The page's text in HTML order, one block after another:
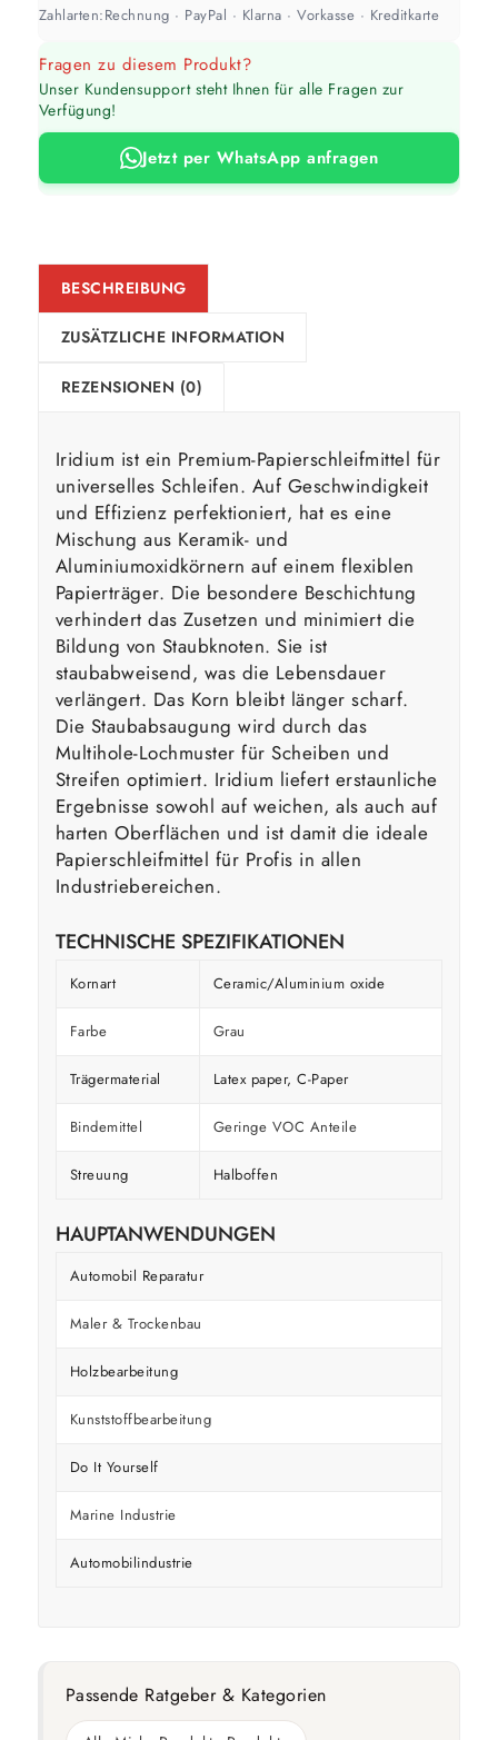
Zahlarten:Rechnung · PayPal · Klarna · Vorkasse · Kreditkarte
Fragen zu diesem Produkt?
Unser Kundensupport steht Ihnen für alle Fragen zur
Verfügung!
Jetzt per WhatsApp anfragen
BESCHREIBUNG
ZUSÄTZLICHE INFORMATION
REZENSIONEN (0)
Iridium ist ein Premium-Papierschleifmittel für
universelles Schleifen. Auf Geschwindigkeit
und Effizienz perfektioniert, hat es eine
Mischung aus Keramik- und
Aluminiumoxidkörnern auf einem flexiblen
Papierträger. Die besondere Beschichtung
verhindert das Zusetzen und minimiert die
Bildung von Staubknoten. Sie ist
staubabweisend, was die Lebensdauer
verlängert. Das Korn bleibt länger scharf.
Die Staubabsaugung wird durch das
Multihole-Lochmuster für Scheiben und
Streifen optimiert. Iridium liefert erstaunliche
Ergebnisse sowohl auf weichen, als auch auf
harten Oberflächen und ist damit die ideale
Papierschleifmittel für Profis in allen
Industriebereichen.
TECHNISCHE SPEZIFIKATIONEN
Kornart Ceramic/Aluminium oxide
Farbe Grau
Trägermaterial Latex paper, C-Paper
Bindemittel Geringe VOC Anteile
Streuung Halboffen
HAUPTANWENDUNGEN
Automobil Reparatur
Maler & Trockenbau
Holzbearbeitung
Kunststoffbearbeitung
Do It Yourself
Marine Industrie
Automobilindustrie
Passende Ratgeber & Kategorien